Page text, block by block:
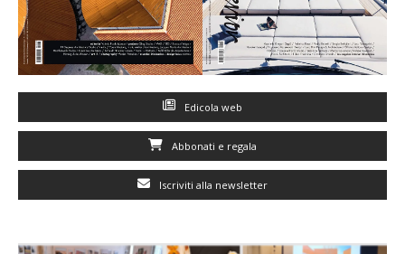
Edicola web
Abbonati e regala
Iscriviti alla newsletter